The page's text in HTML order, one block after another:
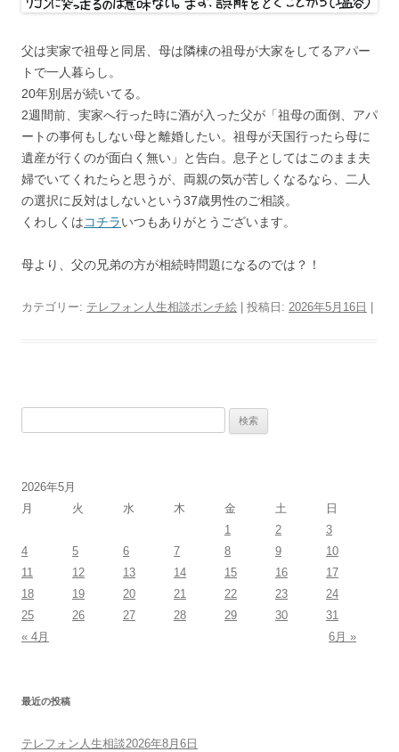
父は実家で祖母と同居、母は隣棟の祖母が大家をしてるアパー
トで一人暮らし。
20年別居が続いてる。
2週間前、実家へ行った時に酒が入った父が「祖母の面倒、アパ
ートの事何もしない母と離婚したい。祖母が天国行ったら母に
遺産が行くのが面白く無い」と告白。息子としてはこのまま夫
婦でいてくれたらと思うが、両親の気が苦しくなるなら、二人
の選択に反対はしないという37歳男性のご相談。
くわしくはコチラいつもありがとうございます。
母より、父の兄弟の方が相続時問題になるのでは？！
カテゴリー: テレフォン人生相談ポンチ絵 | 投稿日: 2026年5月16日
2026年5月
月
火 水 木 金 土
日
1
2
3
4
5 6 7 8 9
10
11
12 13 14 15 16
17
18
19 20 21 22 23
24
25
26 27 28 29 30
31
« 4月
6月 »
最近の投稿
テレフォン人生相談2026年8月6日